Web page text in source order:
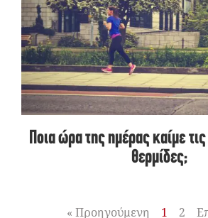
Ποια ώρα της ημέρας καίμε
θερμίδες;
« Προηγούμενη 1 2